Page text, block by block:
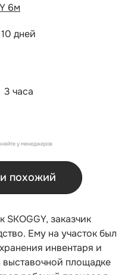
6м
10 дней
3 часа
у менеджеров
похожий
заказчик
Ему на участок был
инвентаря и
площадке